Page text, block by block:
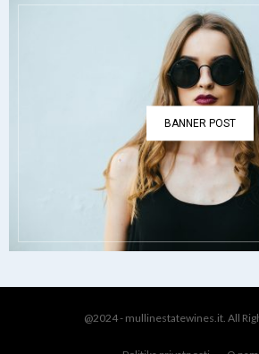
BANNER POST
@2024 - mullinestatewines.it. All